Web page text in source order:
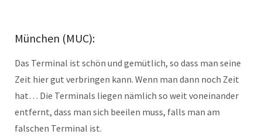
München (MUC):
Das Terminal ist schön und gemütlich, so dass man seine
Zeit hier gut verbringen kann. Wenn man dann noch Zeit
hat… Die Terminals liegen nämlich so weit voneinander
entfernt, dass man sich beeilen muss, falls man am
falschen Terminal ist.